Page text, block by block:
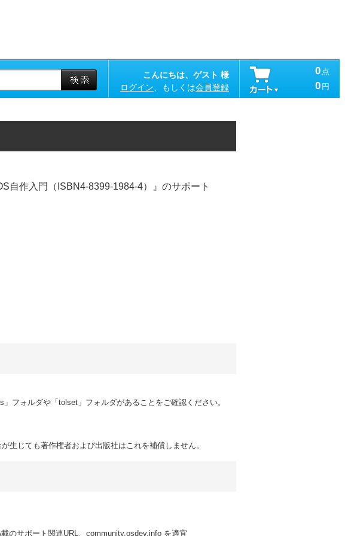
こんにちは、ゲスト 様
ログイン 、もしくは会員登録
0 点
0 円
作入門（ISBN4-8399-1984-4）』のサポート
フォルダや「tolset」フォルダがあることをご確認ください。
じても著作権者および出版社はこれを補償しません。
のサポート関連URL、community.osdev.info を適宜